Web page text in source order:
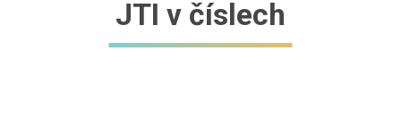
JTI v číslech